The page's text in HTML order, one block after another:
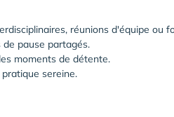
réunions d'équipe ou
pause partagés.
moments de détente.
sereine.